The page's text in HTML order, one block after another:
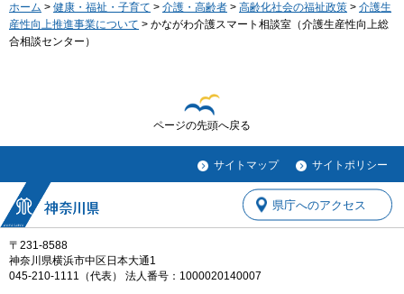
ホーム > 健康・福祉・子育て > 介護・高齢者 > 高齢化社会の福祉政策 > 介護生
産性向上推進事業について > かながわ介護スマート相談室（介護生産性向上総
合相談センター）
ページの先頭へ戻る
サイトマップ サイトポリシー
〒231-8588
神奈川県横浜市中区日本大通1
045-210-1111（代表） 法人番号：1000020140007
県庁へのアクセス